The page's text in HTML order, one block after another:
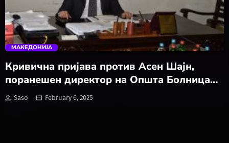
Спорт
Текнологија
Топ Вести
trending_flat
МАКЕДОНИЈА
Кривична пријава против Асен Шајн,
поранешен директор на Општа Болница
Охрид, за злоупотреба на службената
положба,се расфралал со народни пари?
Saso February 6, 2025